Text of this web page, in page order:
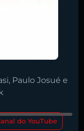
Paulo Josué e
do YouTube